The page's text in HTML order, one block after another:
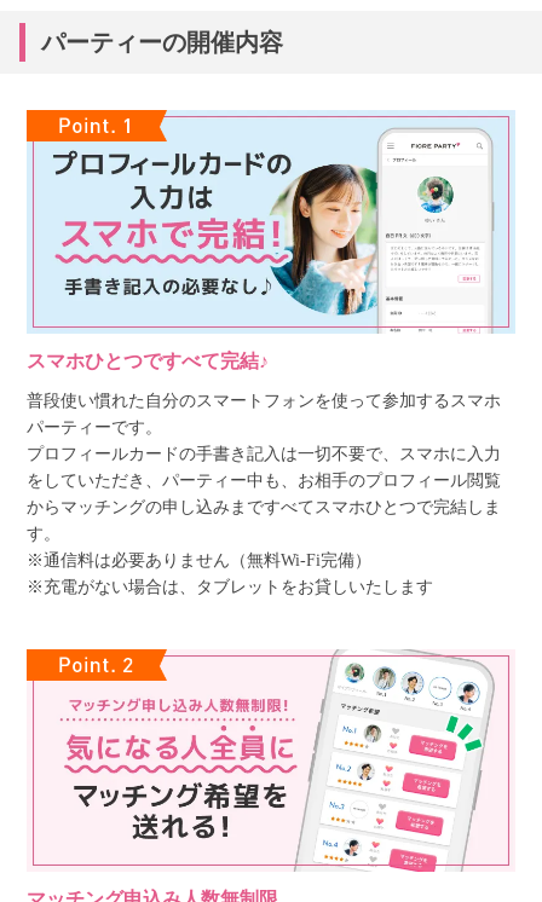
パーティーの開催内容
スマホひとつですべて完結♪
普段使い慣れた自分のスマートフォンを使って参加するスマホ
パーティーです。
プロフィールカードの手書き記入は一切不要で、スマホに入力
をしていただき、パーティー中も、お相手のプロフィール閲覧
からマッチングの申し込みまですべてスマホひとつで完結しま
す。
※通信料は必要ありません（無料Wi-Fi完備）
※充電がない場合は、タブレットをお貸しいたします